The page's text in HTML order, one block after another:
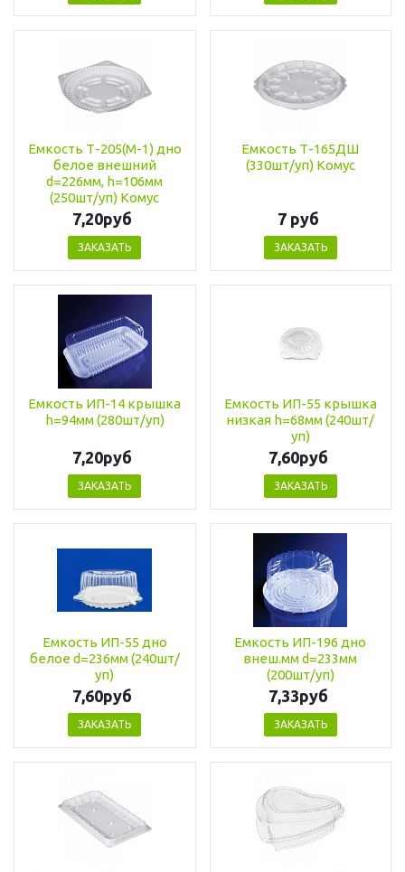
Емкость Т-205(М-1) дно
белое внешний
d=226мм, h=106мм
(250шт/уп) Комус
7,20руб
ЗАКАЗАТЬ
Емкость Т-165ДШ
(330шт/уп) Комус
7 руб
ЗАКАЗАТЬ
Емкость ИП-14 крышка
h=94мм (280шт/уп)
7,20руб
ЗАКАЗАТЬ
Емкость ИП-55 крышка
низкая h=68мм (240шт/
уп)
7,60руб
ЗАКАЗАТЬ
Емкость ИП-55 дно
белое d=236мм (240шт/
уп)
7,60руб
ЗАКАЗАТЬ
Емкость ИП-196 дно
внеш.мм d=233мм
(200шт/уп)
7,33руб
ЗАКАЗАТЬ